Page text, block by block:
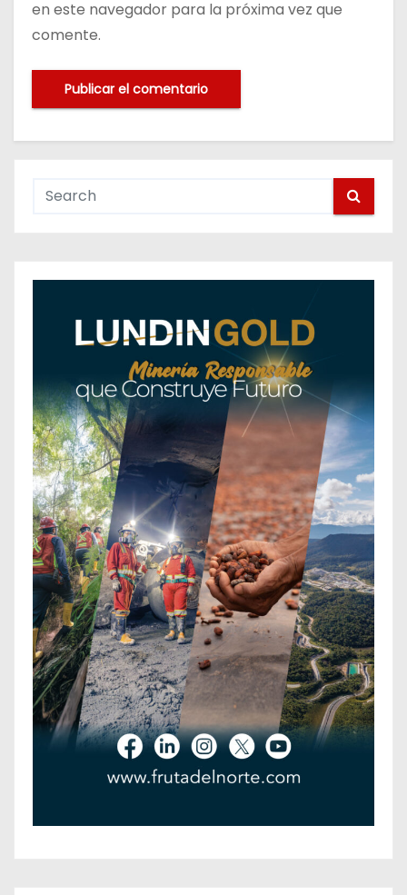
en este navegador para la próxima vez que
comente.